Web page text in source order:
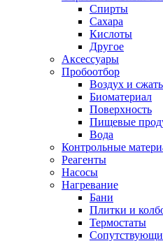
Спирты
Сахара
Кислоты
Другое
Аксессуары
Пробоотбор
Воздух и
Биоматериал
Поверхность
Пищевые
Вода
Контрольные
Реагенты
Насосы
Нагревание
Бани
Плитки и
Термостаты